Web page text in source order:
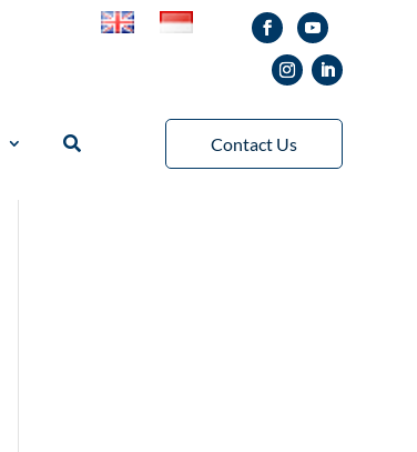
Contact Us